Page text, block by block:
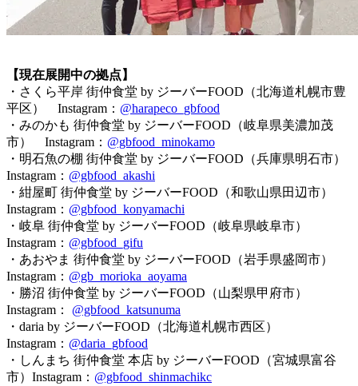
【現在展開中の拠点】
・さくら平岸 街仲食堂 by ジーバーFOOD（北海道札幌市豊
平区） Instagram： @harapeco_gbfood
・みのかも 街仲食堂 by ジーバーFOOD（岐阜県美濃加茂
市） Instagram： @gbfood_minokamo
・明石魚の棚 街仲食堂 by ジーバーFOOD（兵庫県明石市）
Instagram： @gbfood_akashi
・紺屋町 街仲食堂 by ジーバーFOOD（和歌山県田辺市）
Instagram： @gbfood_konyamachi
・岐阜 街仲食堂 by ジーバーFOOD（岐阜県岐阜市）
Instagram： @gbfood_gifu
・あおやま 街仲食堂 by ジーバーFOOD（岩手県盛岡市）
Instagram： @gb_morioka_aoyama
・勝沼 街仲食堂 by ジーバーFOOD（山梨県甲府市）
Instagram： @gbfood_katsunuma
・daria by ジーバーFOOD（北海道札幌市西区）
Instagram： @daria_gbfood
・しんまち 街仲食堂 本店 by ジーバーFOOD（宮城県富谷
市）Instagram： @gbfood_shinmachikc